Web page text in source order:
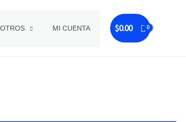
MI CUENTA $0.00